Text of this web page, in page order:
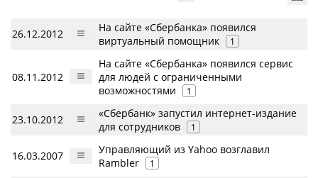
26.12.2012
На сайте «Сбербанка» появился
виртуальный помощник
1
08.11.2012
На сайте «Сбербанка» появился сервис
для людей с ограниченными
возможностями
1
23.10.2012
«Сбербанк» запустил интернет-издание
для сотрудников
1
16.03.2007
Управляющий из Yahoo возглавил
Rambler
1